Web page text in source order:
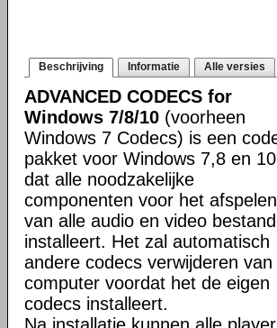
Beschrijving Informatie Alle versies
ADVANCED CODECS for
Windows 7/8/10 (voorheen
Windows 7 Codecs) is een
pakket voor Windows 7,8 en 10
dat alle noodzakelijke
componenten voor het afspelen
van alle audio en video
installeert. Het zal automatisch
andere codecs verwijderen van
computer voordat het de eigen
codecs installeert.